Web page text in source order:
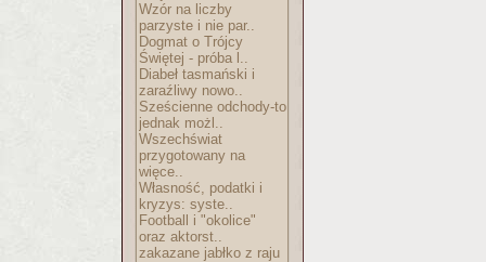
Wzór na liczby
parzyste i nie par..
Dogmat o Trójcy
Świętej - próba l..
Diabeł tasmański i
zaraźliwy nowo..
Sześcienne odchody-to
jednak możl..
Wszechświat
przygotowany na
więce..
Własność, podatki i
kryzys: syste..
Football i "okolice"
oraz aktorst..
zakazane jabłko z raju